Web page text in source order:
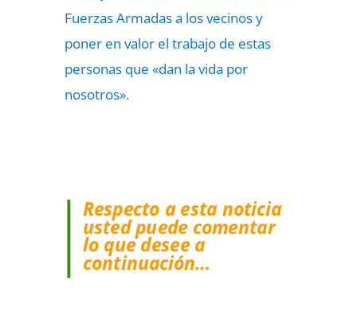
Fuerzas Armadas a los vecinos y
poner en valor el trabajo de estas
personas que «dan la vida por
nosotros».
Respecto a esta noticia
usted puede comentar
lo que desee a
continuación…